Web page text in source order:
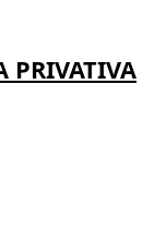
PRIVATIVA